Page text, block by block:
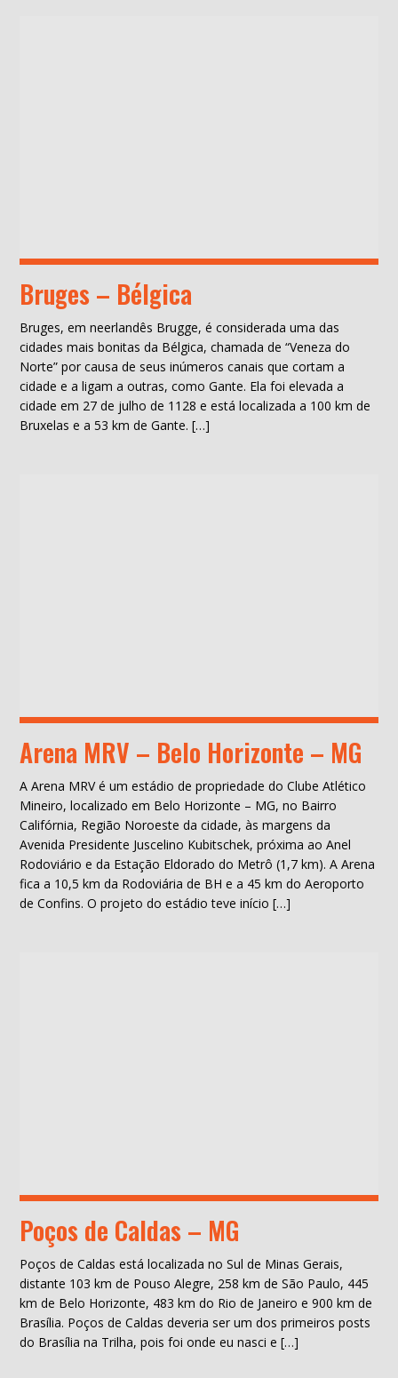
Bruges – Bélgica
Bruges, em neerlandês Brugge, é considerada uma das
cidades mais bonitas da Bélgica, chamada de “Veneza do
Norte” por causa de seus inúmeros canais que cortam a
cidade e a ligam a outras, como Gante. Ela foi elevada a
cidade em 27 de julho de 1128 e está localizada a 100 km de
Bruxelas e a 53 km de Gante. […]
Arena MRV – Belo Horizonte – MG
A Arena MRV é um estádio de propriedade do Clube Atlético
Mineiro, localizado em Belo Horizonte – MG, no Bairro
Califórnia, Região Noroeste da cidade, às margens da
Avenida Presidente Juscelino Kubitschek, próxima ao Anel
Rodoviário e da Estação Eldorado do Metrô (1,7 km). A Arena
fica a 10,5 km da Rodoviária de BH e a 45 km do Aeroporto
de Confins. O projeto do estádio teve início […]
Poços de Caldas – MG
Poços de Caldas está localizada no Sul de Minas Gerais,
distante 103 km de Pouso Alegre, 258 km de São Paulo, 445
km de Belo Horizonte, 483 km do Rio de Janeiro e 900 km de
Brasília. Poços de Caldas deveria ser um dos primeiros posts
do Brasília na Trilha, pois foi onde eu nasci e […]